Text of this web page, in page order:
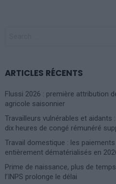
ARTICLES RÉCENTS
Flussi 2026 : première attribution
agricole saisonnier
Travailleurs vulnérables et aidants
dix heures de congé rémunéré
Travail domestique : les
entièrement dématérialisés en
Prime de naissance, plus de
l’INPS prolonge le délai